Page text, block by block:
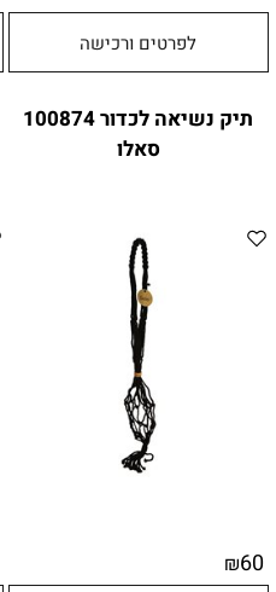
לפרטים ורכישה
תיק נשיאה לכדור 100874
סאלו
₪60